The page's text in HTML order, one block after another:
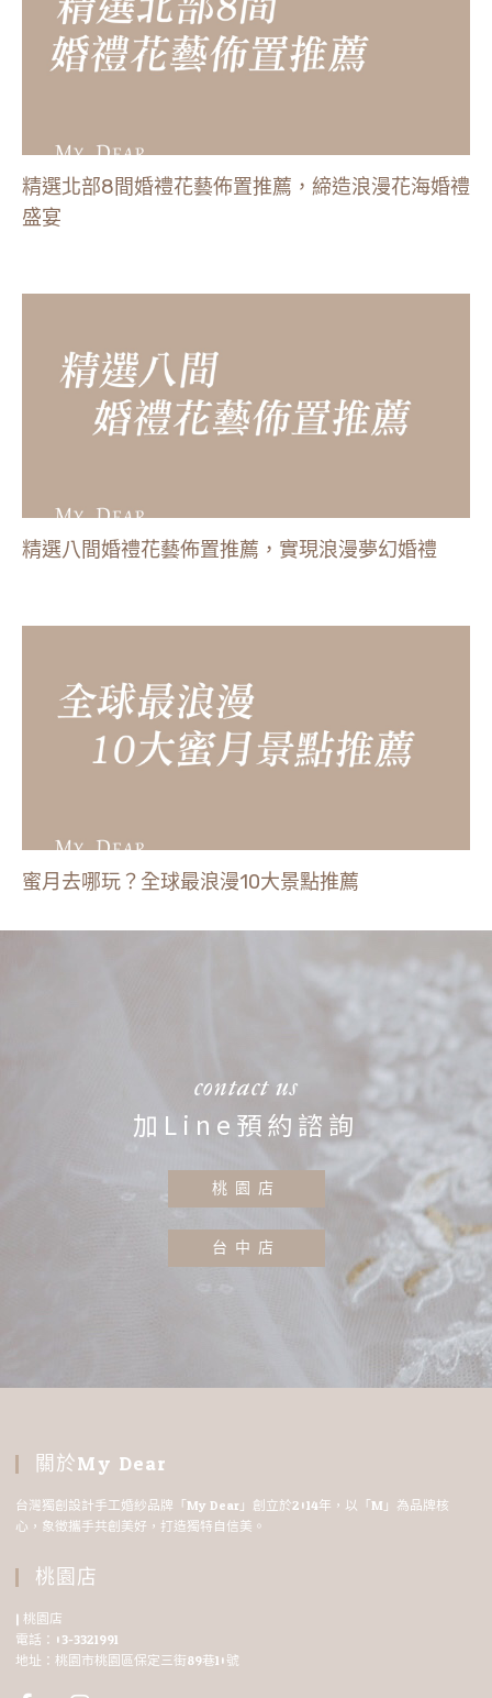
精選北部8間婚禮花藝佈置推薦，締造浪漫花海婚禮
盛宴
精選八間婚禮花藝佈置推薦，實現浪漫夢幻婚禮
蜜月去哪玩？全球最浪漫10大景點推薦
contact us
加Line預約諮詢
桃園店
台中店
關於My Dear
台灣獨創設計手工婚紗品牌「My Dear」創立於2014年，以「M」為品牌核
心，象徵攜手共創美好，打造獨特自信美。
桃園店
| 桃園店
電話：03-3321991
地址：桃園市桃園區保定三街89巷10號